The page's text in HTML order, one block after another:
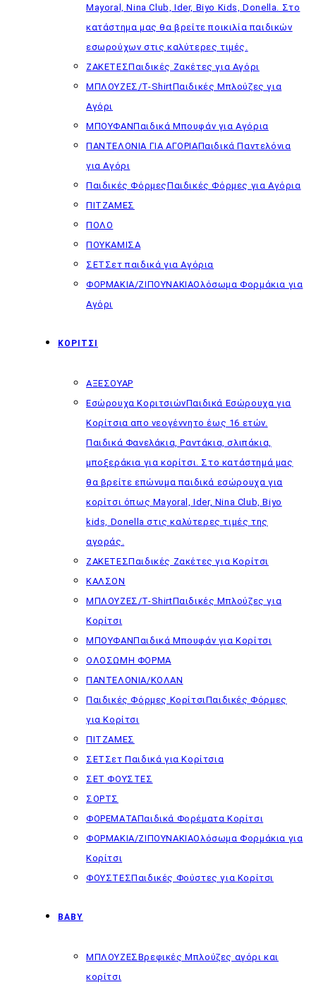
Mayoral, Nina Club, Ider, Biyo Kids, Donella. Στο
κατάστημα μας θα βρείτε ποικιλία παιδικών
εσωρούχων στις καλύτερες τιμές.
ΖΑΚΕΤΕΣΠαιδικές Ζακέτες για Αγόρι
ΜΠΛΟΥΖΕΣ/T-ShirtΠαιδικές Μπλούζες για
Αγόρι
ΜΠΟΥΦΑΝΠαιδικά Μπουφάν για Αγόρια
ΠΑΝΤΕΛΟΝΙΑ ΓΙΑ ΑΓΟΡΙΑΠαιδικά Παντελόνια
για Αγόρι
Παιδικές ΦόρμεςΠαιδικές Φόρμες για Αγόρια
ΠΙΤΖΑΜΕΣ
ΠΟΛΟ
ΠΟΥΚΑΜΙΣΑ
ΣΕΤ Σετ παιδικά για Αγόρια
ΦΟΡΜΑΚΙΑ/ΖΙΠΟΥΝΑΚΙΑΟλόσωμα Φορμάκια για
Αγόρι
ΚΟΡΙΤΣΙ
ΑΞΕΣΟΥΑΡ
Εσώρουχα ΚοριτσιώνΠαιδικά Εσώρουχα για
Κορίτσια απο νεογέννητο έως 16 ετών.
Παιδικά Φανελάκια, Ραντάκια, σλιπάκια,
μποξεράκια για κορίτσι. Στο κατάστημά μας
θα βρείτε επώνυμα παιδικά εσώρουχα για
κορίτσι όπως Mayoral, Ider, Nina Club, Biyo
kids, Donella στις καλύτερες τιμές της
αγοράς.
ΖΑΚΕΤΕΣΠαιδικές Ζακέτες για Κορίτσι
ΚΑΛΣΟΝ
ΜΠΛΟΥΖΕΣ/T-ShirtΠαιδικές Μπλούζες για
Κορίτσι
ΜΠΟΥΦΑΝΠαιδικά Μπουφάν για Κορίτσι
ΟΛΟΣΩΜΗ ΦΟΡΜΑ
ΠΑΝΤΕΛΟΝΙΑ/ΚΟΛΑΝ
Παιδικές Φόρμες ΚορίτσιΠαιδικές Φόρμες
για Κορίτσι
ΠΙΤΖΑΜΕΣ
ΣΕΤ Σετ Παιδικά για Κορίτσια
ΣΕΤ ΦΟΥΣΤΕΣ
ΣΟΡΤΣ
ΦΟΡΕΜΑΤΑΠαιδικά Φορέματα Κορίτσι
ΦΟΡΜΑΚΙΑ/ΖΙΠΟΥΝΑΚΙΑΟλόσωμα Φορμάκια για
Κορίτσι
ΦΟΥΣΤΕΣΠαιδικές Φούστες για Κορίτσι
BABY
ΜΠΛΟΥΖΕΣΒρεφικές Μπλούζες αγόρι και
κορίτσι